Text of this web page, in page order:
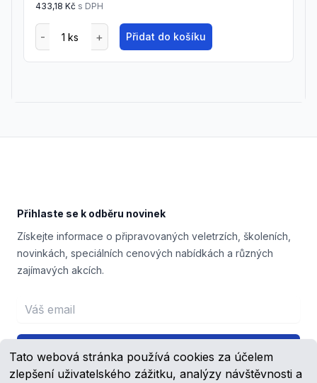
Tato webová stránka používá cookies za účelem
zlepšení uživatelského zážitku, analýzy návštěvnosti a
433,18 Kč s DPH
Přidat do košíku
Přihlaste se k odběru novinek
Získejte informace o připravovaných veletrzích, školeních,
novinkách, speciálních cenových nabídkách a různých
zajímavých akcích.
Email address
Přihlášení